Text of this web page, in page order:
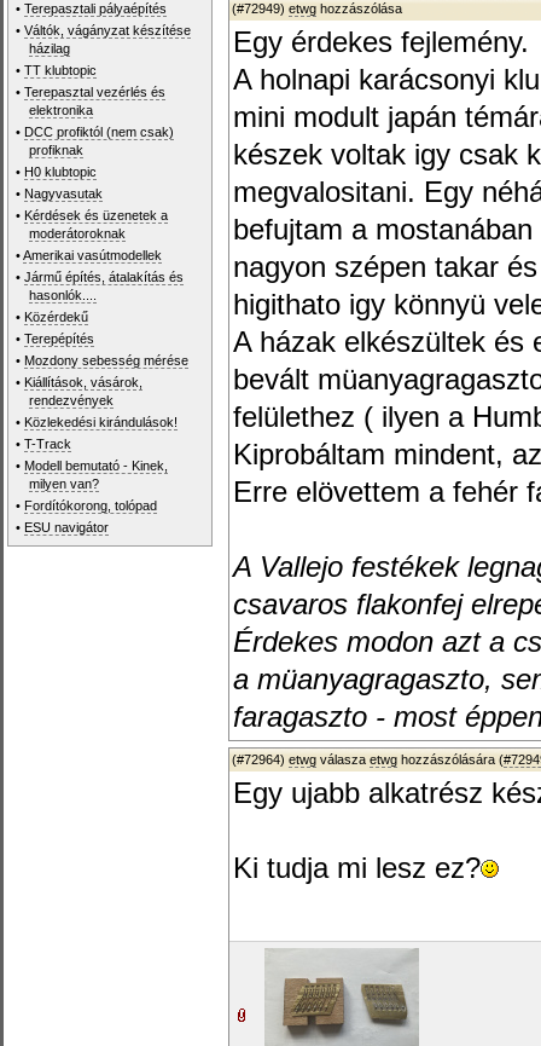
•Terepasztali pályaépítés
•Váltók, vágányzat készítése
házilag
•TT klubtopic
•Terepasztal vezérlés és
elektronika
• DCC profiktól (nem csak)
profiknak
• H0 klubtopic
• Nagyvasutak
• Kérdések és üzenetek a
moderátoroknak
•Amerikai vasútmodellek
•Jármű építés, átalakítás és
hasonlók....
• Közérdekű
•Terepépítés
• Mozdony sebesség mérése
• Kiállítások, vásárok,
rendezvények
• Közlekedési kirándulások!
•T-Track
• Modell bemutató - Kinek,
milyen van?
• Fordítókorong, tolópad
• ESU navigátor
(#72949) etwg hozzászólása
Egy érdekes fejlemény.
A holnapi karácsonyi
mini modult japán
készek voltak igy csak
megvalositani. Egy
befujtam a
nagyon szépen takar
higithato igy könnyü
A házak elkészültek és
bevált
felülethez ( ilyen a
Kiprobáltam mindent,
Erre elövettem a fehér
A Vallejo festékek
csavaros flakonfej
Érdekes modon azt a
a müanyagragaszto,
faragaszto - most
(#72964) etwg válasza etwg hozzászólására (
Egy ujabb alkatrész
Ki tudja mi lesz ez?